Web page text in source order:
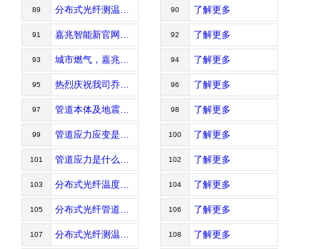
89 分布式光纤测温系统应用 90 了解更多
91 嘉兆智能新官网上线啦！ 92 了解更多
93 城市燃气，嘉兆仪器助力安全 94 了解更多
95 热烈庆祝我司乔迁之喜... 96 了解更多
97 管道本体及地震灾害监测平台-嘉兆仪器设备 98 了解更多
99 管道应力应变是什么以及计算方法 100 了解更多
101 管道应力是什么以及管道应力的种类 102 了解更多
103 分布式光纤温度监测系统优点有哪些 104 了解更多
105 分布式光纤管道完整性技术与特点 106 了解更多
107 分布式光纤测温技术的原理和优点 108 了解更多